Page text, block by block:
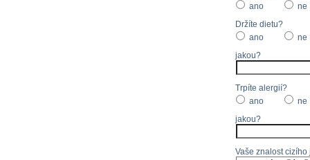
ano
ne
Držíte dietu?
ano
ne
jakou?
Trpíte alergií?
ano
ne
jakou?
Vaše znalost cizího